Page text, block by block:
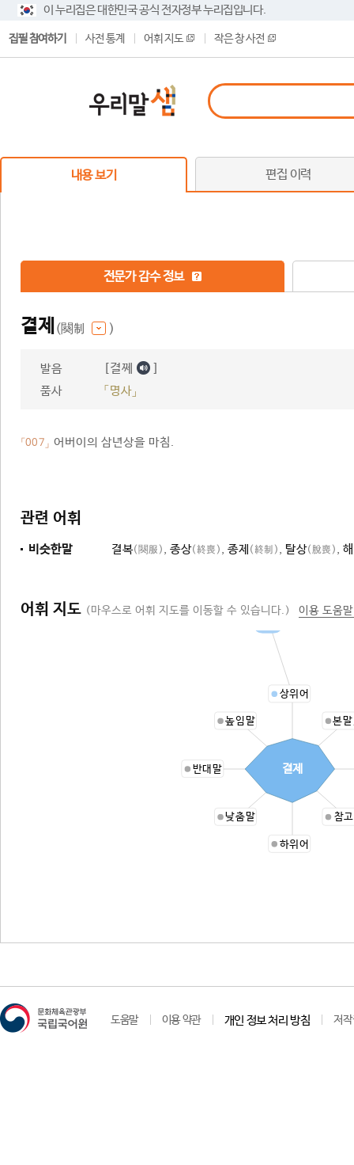
이 누리집은 대한민국 공식 전자정부 누리집입니다.
집필 참여하기 사전 통계 어휘 지도 작은 창 사전
내용 보기 편집 이력
전문가 감수 정보
결제 (闋制 )
발음 [결쩨 ]
품사 「명사」
「007」 어버이의 삼년상을 마침.
관련 어휘
비슷한말 결복(闋服) , 종상(終喪) , 종제 (終制) , 탈상(脫喪) ,
어휘 지도 (마우스로 어휘 지도를 이동할 수 있습니다.) 이용 도움
상위어
본
참
하위어
낮춤말
반대말
높임말
결제
도움말 이용 약관 개인 정보 처리 방침 저